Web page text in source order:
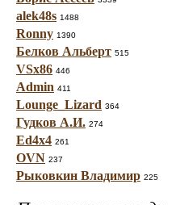
alek48s 1488
Ronny 1390
Белков Альберт 515
VSx86 446
Admin 411
Lounge_Lizard 364
Гудков А.И. 274
Ed4x4 261
OVN 237
Рыковкин Владимир 225